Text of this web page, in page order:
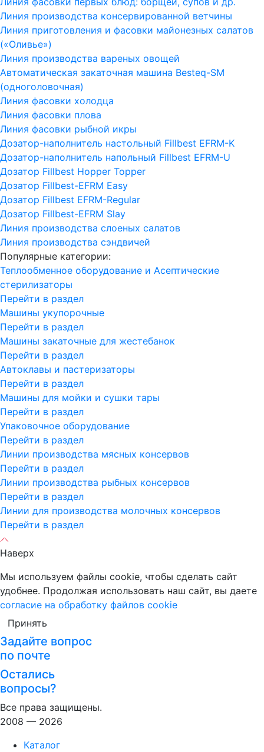
Линия производства консервированной ветчины
Линия приготовления и фасовки майонезных салатов
(«Оливье»)
Линия производства вареных овощей
Автоматическая закаточная машина Besteq-SM
(одноголовочная)
Линия фасовки холодца
Линия фасовки плова
Линия фасовки рыбной икры
Дозатор-наполнитель настольный Fillbest EFRM-K
Дозатор-наполнитель напольный Fillbest EFRM-U
Дозатор Fillbest Hopper Topper
Дозатор Fillbest-EFRM Easy
Дозатор Fillbest EFRM-Regular
Дозатор Fillbest-EFRM Slay
Линия производства слоеных салатов
Линия производства сэндвичей
Популярные категории:
Теплообменное оборудование и Асептические
стерилизаторы
Перейти в раздел
Машины укупорочные
Перейти в раздел
Машины закаточные для жестебанок
Перейти в раздел
Автоклавы и пастеризаторы
Перейти в раздел
Машины для мойки и сушки тары
Перейти в раздел
Упаковочное оборудование
Перейти в раздел
Линии производства мясных консервов
Перейти в раздел
Линии производства рыбных консервов
Перейти в раздел
Линии для производства молочных консервов
Перейти в раздел
Наверх
Мы используем файлы cookie, чтобы сделать сайт
удобнее. Продолжая использовать наш сайт, вы даете
согласие на обработку файлов cookie
Принять
Задайте вопрос
по почте
Остались
вопросы?
Все права защищены.
2008 — 2026
Каталог